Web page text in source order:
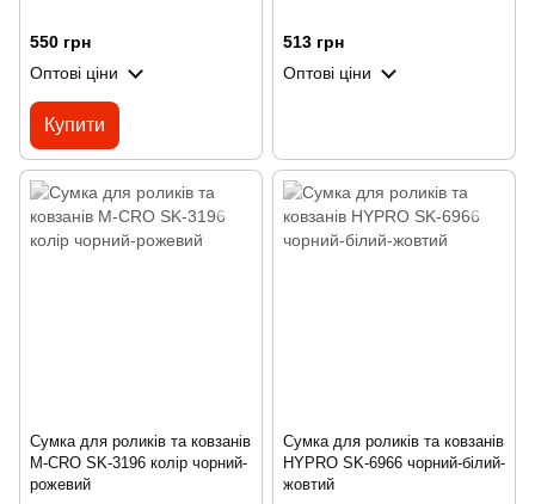
550 грн
Оптові ціни
Купити
513 грн
Оптові ціни
Сумка для роликів та ковзанів
M-CRO SK-3196 колір чорний-
рожевий
Сумка для роликів та ковзанів
HYPRO SK-6966 чорний-білий-
жовтий